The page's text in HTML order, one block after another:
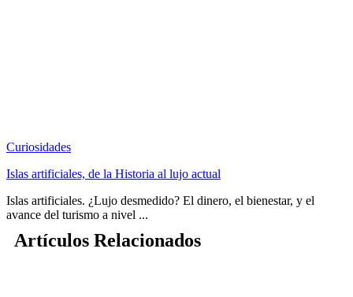
Curiosidades
Islas artificiales, de la Historia al lujo actual
Islas artificiales. ¿Lujo desmedido? El dinero, el bienestar, y el
avance del turismo a nivel ...
Artículos Relacionados